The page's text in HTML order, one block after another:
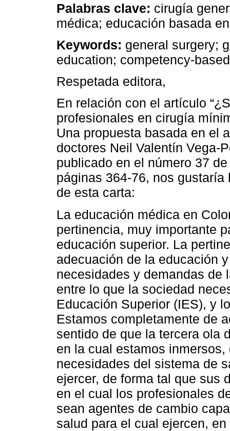
Palabras clave: cirugía
médica; educación basada
Keywords: general surgery;
education; competency-
Respetada editora,
En relación con el artículo
profesionales en cirugía
Una propuesta basada en el
doctores Neil Valentín Vega-
publicado en el número 37
páginas 364-76, nos
de esta carta:
La educación médica en
pertinencia, muy importante
educación superior. La
adecuación de la educación
necesidades y demandas de
entre lo que la sociedad
Educación Superior (IES), y
Estamos completamente de
sentido de que la tercera ola
en la cual estamos
necesidades del sistema de
ejercer, de forma tal que sus
en el cual los profesionales
sean agentes de cambio
salud para el cual ejercen,